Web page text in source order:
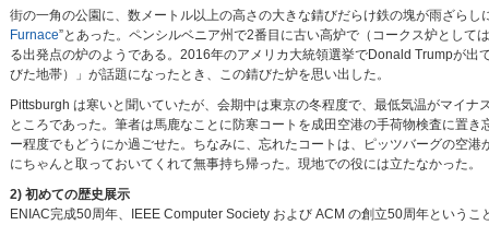
街の一角の公園に、数メートル以上の高さの大きな錆びだらけ鉄の塊が雨ざらし
Furnace”とあった。ペンシルベニア州で2番目に古い高炉で（コークス炉として
る出発点の炉のようである。2016年のアメリカ大統領選挙でDonald Trumpが出
びた地帯）」が話題になったとき、この錆びた炉を思い出した。
Pittsburgh は寒いと聞いていたが、会期中は東京の冬程度で、最低気温がマイナ
ところであった。筆者は馬鹿なことに防寒コートを成田空港の手荷物検査に置
ー程度でもどうにか過ごせた。ちなみに、忘れたコートは、ピッツバーグの空
にちゃんと取っておいてくれて無事持ち帰った。現地での役には立たなかった。
2) 初めての歴史展示
ENIAC完成50周年、IEEE Computer Society および ACM の創立50周年というこ